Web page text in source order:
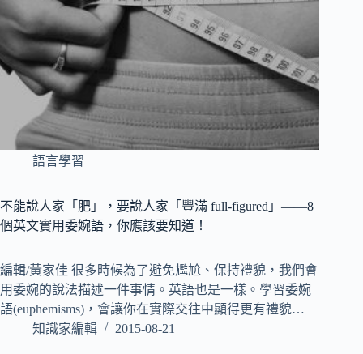
語言學習
不能說人家「肥」，要說人家「豐滿 full-figured」——8
個英文實用委婉語，你應該要知道！
編輯/黃家佳 很多時候為了避免尷尬、保持禮貌，我們會
用委婉的說法描述一件事情。英語也是一樣。學習委婉
語(euphemisms)，會讓你在實際交往中顯得更有禮貌…
知識家編輯
2015-08-21